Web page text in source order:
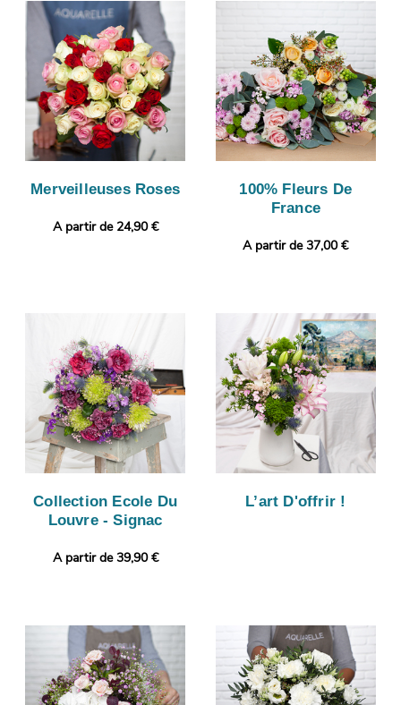
Merveilleuses Roses
A partir de 24,90 €
100% Fleurs De
France
A partir de 37,00 €
Collection Ecole Du
Louvre - Signac
A partir de 39,90 €
L’art D'offrir !